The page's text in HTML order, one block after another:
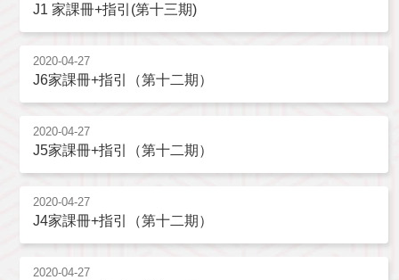
J1 家課冊+指引(第十三期)
2020-04-27
J6家課冊+指引（第十二期）
2020-04-27
J5家課冊+指引（第十二期）
2020-04-27
J4家課冊+指引（第十二期）
2020-04-27